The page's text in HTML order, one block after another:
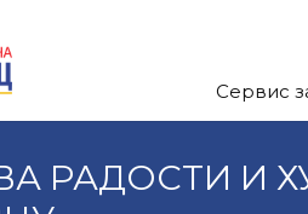
Сервис
РАДОСТИ И